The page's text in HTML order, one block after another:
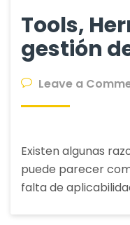
Tools,
gestión
Leave a
Existen algunas
puede parecer
falta de